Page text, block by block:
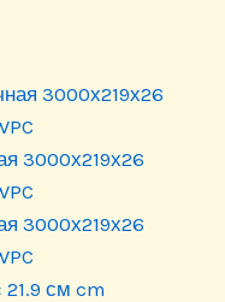
3000х219х26
3000х219х26
21.9 см cm